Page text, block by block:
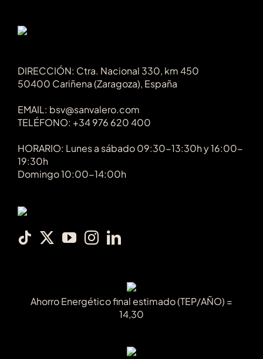
DIRECCIÓN: Ctra. Nacional 330, km 450
50400 Cariñena (Zaragoza), España
EMAIL: bsv@sanvalero.com
TELÉFONO: +34 976 620 400
HORARIO: Lunes a sábado 09:30-13:30h y 16:00-
19:30h
Domingo 10:00-14:00h
Ahorro Energético final estimado (TEP/AÑO) =
14,30